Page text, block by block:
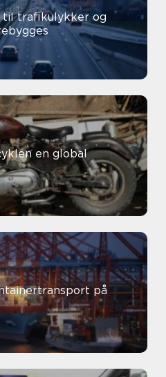
til trafikulykker og
en global
på